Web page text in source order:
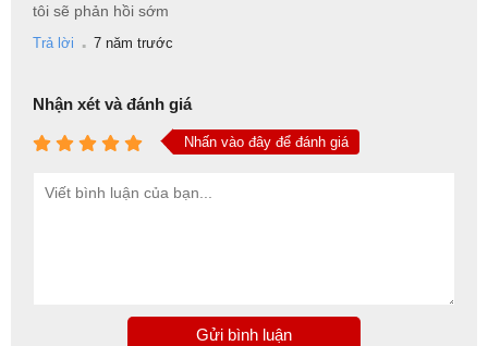
tôi sẽ phản hồi sớm
Trả lời . 7 năm trước
Nhận xét và đánh giá
Nhấn vào đây để đánh giá
Gửi bình luận